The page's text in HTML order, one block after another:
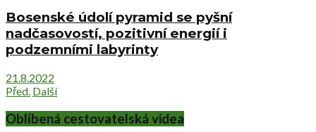
Bosenské údolí pyramid se pyšní
nadčasovostí, pozitivní energií i
podzemními labyrinty
21.8.2022
Před. Další
Oblíbená cestovatelská videa